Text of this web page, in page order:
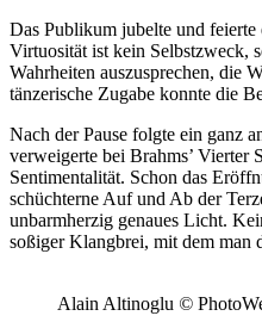
Das Publikum jubelte und
Virtuosität ist kein Selbstzweck,
Wahrheiten auszusprechen, die
tänzerische Zugabe konnte die
Nach der Pause folgte ein ganz
verweigerte bei Brahms’ Vierter
Sentimentalität. Schon das
schüchterne Auf und Ab der
unbarmherzig genaues Licht.
soßiger Klangbrei, mit dem man
Alain Altinoglu ©